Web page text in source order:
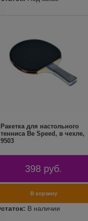
Ракетка для настольного
тенниса Be Speed, в чехле,
9503
398 руб.